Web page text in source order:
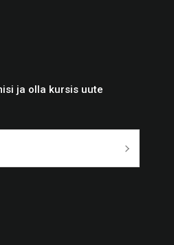
ja olla kursis uute